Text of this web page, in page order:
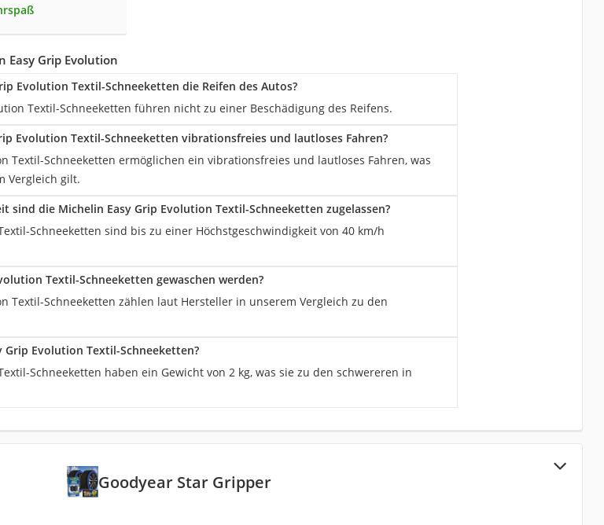
Easy Grip Evolution
Evolution Textil-Schneeketten die Reifen des Autos?
Textil-Schneeketten führen nicht zu einer Beschädigung des Reifens.
Evolution Textil-Schneeketten vibrationsfreies und lautloses Fahren?
Textil-Schneeketten ermöglichen ein vibrationsfreies und lautloses Fahren, was
Vergleich gilt.
sind die Michelin Easy Grip Evolution Textil-Schneeketten zugelassen?
Schneeketten sind bis zu einer Höchstgeschwindigkeit von 40 km/h
Textil-Schneeketten gewaschen werden?
Textil-Schneeketten zählen laut Hersteller in unserem Vergleich zu den
Grip Evolution Textil-Schneeketten?
Schneeketten haben ein Gewicht von 2 kg, was sie zu den schwereren in
Goodyear Star Gripper